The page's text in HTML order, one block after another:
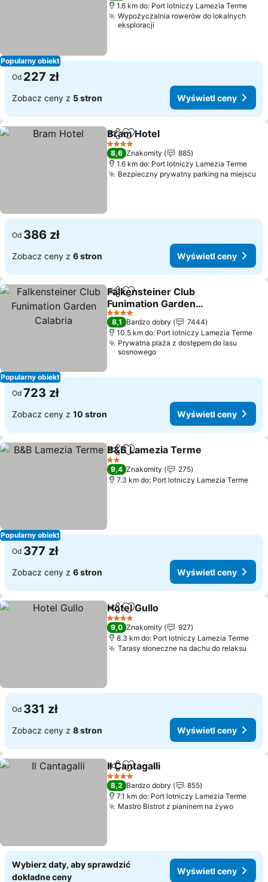
Popularny obiekt
1.6 km do: Port lotniczy Lamezia Terme
Wypożyczalnia rowerów do lokalnych
eksploracji
Od 227 zł
Zobacz ceny z 5 stron Wyświetl ceny
Udostępnij
Dodaj do ulubionych
Bram Hotel
4 Kategoria
8,6 Znakomity
885
1.6 km do: Port lotniczy Lamezia Terme
Bezpieczny prywatny parking na miejscu
Od 386 zł
Zobacz ceny z 6 stron Wyświetl ceny
Popularny obiekt
Udostępnij
Dodaj do ulubionych
Falkensteiner Club
Funimation Garden
Calabria
Wyświetl ceny
4 Kategoria
8,1 Bardzo dobry
7444
10.5 km do: Port lotniczy Lamezia Terme
Prywatna plaża z dostępem do lasu
sosnowego
Od 723 zł
Zobacz ceny z 10 stron Wyświetl ceny
Popularny obiekt
Udostępnij
Dodaj do ulubionych
B&B Lamezia Terme
2 Kategoria
9,4 Znakomity
275
7.3 km do: Port lotniczy Lamezia Terme
Od 377 zł
Zobacz ceny z 6 stron Wyświetl ceny
Udostępnij
Dodaj do ulubionych
Hotel Gullo
4 Kategoria
9,0 Znakomity
927
8.3 km do: Port lotniczy Lamezia Terme
Tarasy słoneczne na dachu do relaksu
Od 331 zł
Zobacz ceny z 8 stron Wyświetl ceny
Udostępnij
Dodaj do ulubionych
Il Cantagalli
4 Kategoria
8,2 Bardzo dobry
855
7.1 km do: Port lotniczy Lamezia Terme
Mastro Bistrot z pianinem na żywo
Wybierz daty, aby sprawdzić
dokładne ceny
Wyświetl ceny